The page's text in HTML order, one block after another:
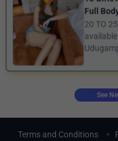
Full
20 TO
available 📍 Gampaha / Yakkala /
See
Terms and Conditions